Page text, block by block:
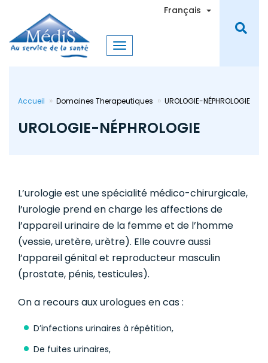
contenu
principal
Français Toggle
Accueil Domaines Therapeutiques UROLOGIE-NÉPHROLOGIE
UROLOGIE-NÉPHROLOGIE
L’urologie est une spécialité médico-chirurgicale,
l’urologie prend en charge les affections de
l’appareil urinaire de la femme et de l’homme
(vessie, uretère, urètre). Elle couvre aussi
l’appareil génital et reproducteur masculin
(prostate, pénis, testicules).
On a recours aux urologues en cas :
D’infections urinaires à répétition,
De fuites urinaires,